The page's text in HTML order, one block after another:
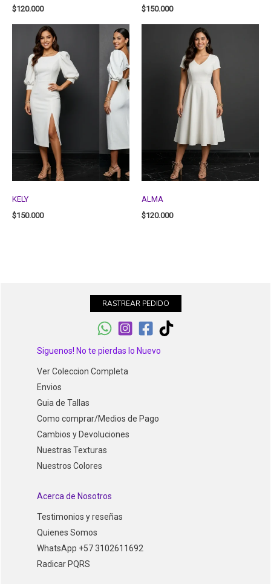
$120.000
$150.000
KELY
$150.000
ALMA
$120.000
RASTREAR PEDIDO
Siguenos! No te pierdas lo Nuevo
Ver Coleccion Completa
Envios
Guia de Tallas
Como comprar/Medios de Pago
Cambios y Devoluciones
Nuestras Texturas
Nuestros Colores
Acerca de Nosotros
Testimonios y reseñas
Quienes Somos
WhatsApp +57 3102611692
Radicar PQRS